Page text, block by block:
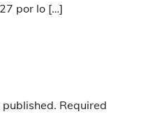
por lo […]
Required